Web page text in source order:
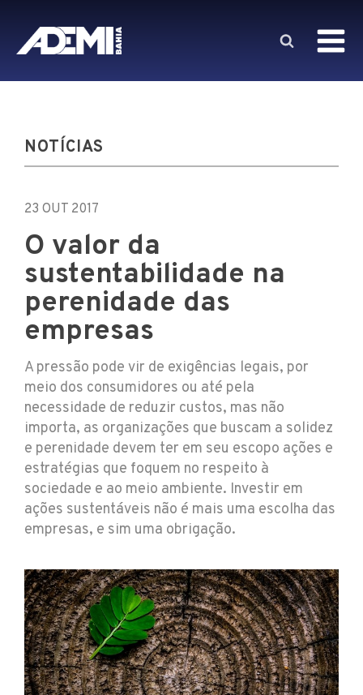
NOTÍCIAS
23 OUT 2017
O valor da
sustentabilidade na
perenidade das
empresas
A pressão pode vir de exigências legais, por
meio dos consumidores ou até pela
necessidade de reduzir custos, mas não
importa, as organizações que buscam a solidez
e perenidade devem ter em seu escopo ações e
estratégias que foquem no respeito à
sociedade e ao meio ambiente. Investir em
ações sustentáveis não é mais uma escolha das
empresas, e sim uma obrigação.